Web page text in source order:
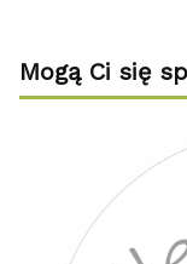
Mogą Ci się